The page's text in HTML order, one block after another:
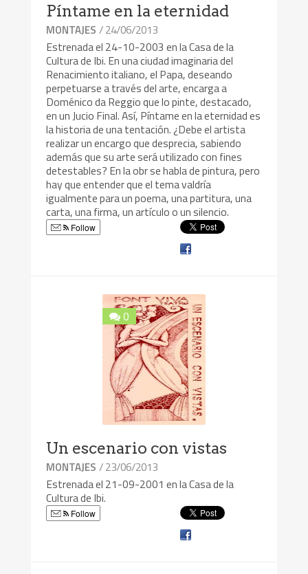
Píntame en la eternidad
MONTAJES / 24/06/2013
Estrenada el 24-10-2003 en la Casa de la
Cultura de Ibi. En una ciudad imaginaria del
Renacimiento italiano, el Papa, deseando
perpetuarse a través del arte, encarga a
Doménico da Reggio que lo pinte, destacado,
en un Jucio Final. Así, Píntame en la eternidad es
la historia de una tentación. ¿Debe el artista
realizar un encargo que desprecia, sabiendo
además que su arte será utilizado con fines
detestables? En la obr se habla de pintura, pero
hay que entender que el tema valdría
igualmente para un poema, una partitura, una
carta, una firma, un artículo o un silencio.
Follow
0
Un escenario con vistas
MONTAJES / 23/06/2013
Estrenada el 21-09-2001 en la Casa de la
Cultura de Ibi.
Follow